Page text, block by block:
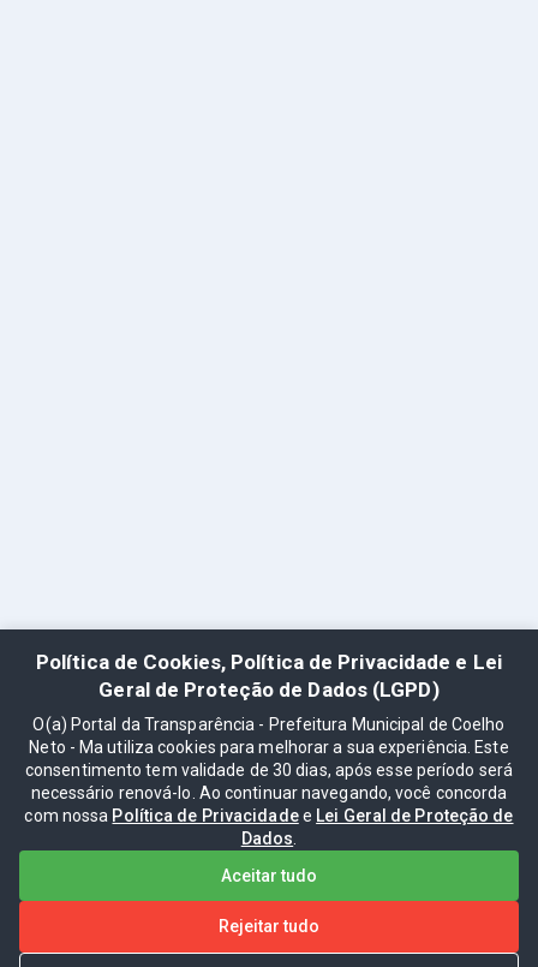
Política de Cookies, Política de Privacidade e Lei
Geral de Proteção de Dados (LGPD)
O(a) Portal da Transparência - Prefeitura Municipal de Coelho
Neto - Ma utiliza cookies para melhorar a sua experiência. Este
consentimento tem validade de 30 dias, após esse período será
necessário renová-lo. Ao continuar navegando, você concorda
com nossa Política de Privacidadee Lei Geral de Proteção de
Dados
Aceitar tudo
Rejeitar tudo